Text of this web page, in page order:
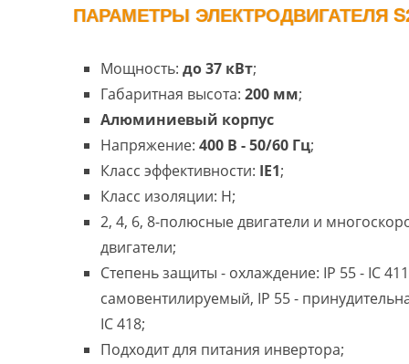
ПАРАМЕТРЫ ЭЛЕКТРОДВИГАТЕЛЯ
Мощность: до 37 кВт;
Габаритная высота: 200 мм;
Алюминиевый корпус
Напряжение: 400 В - 50/60 Гц;
Класс эффективности: IE1;
Класс изоляции: H;
2, 4, 6, 8-полюсные двигатели и
двигатели;
Степень защиты - охлаждение: IP 55 - IC 411
самовентилируемый, IP 55 -
IC 418;
Подходит для питания инвертора;